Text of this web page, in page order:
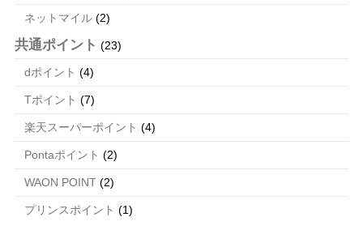
ネットマイル(2)
共通ポイント (23)
dポイント (4)
Tポイント (7)
楽天スーパーポイント (4)
Pontaポイント (2)
WAON POINT(2)
プリンスポイント (1)